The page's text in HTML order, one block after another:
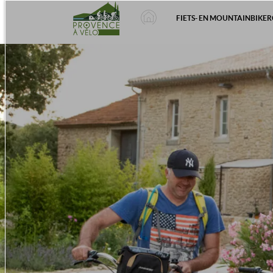
FIETS- EN